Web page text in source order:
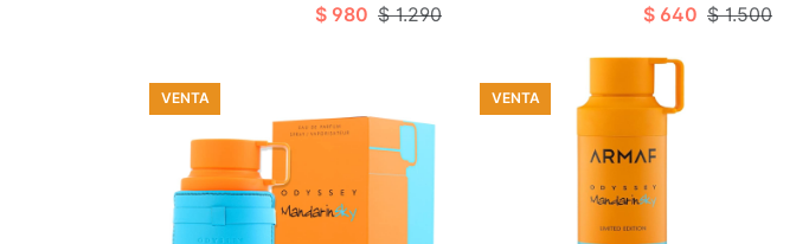
$ 980 $ 1.290 $ 640 $ 1.500
VENTA VENTA